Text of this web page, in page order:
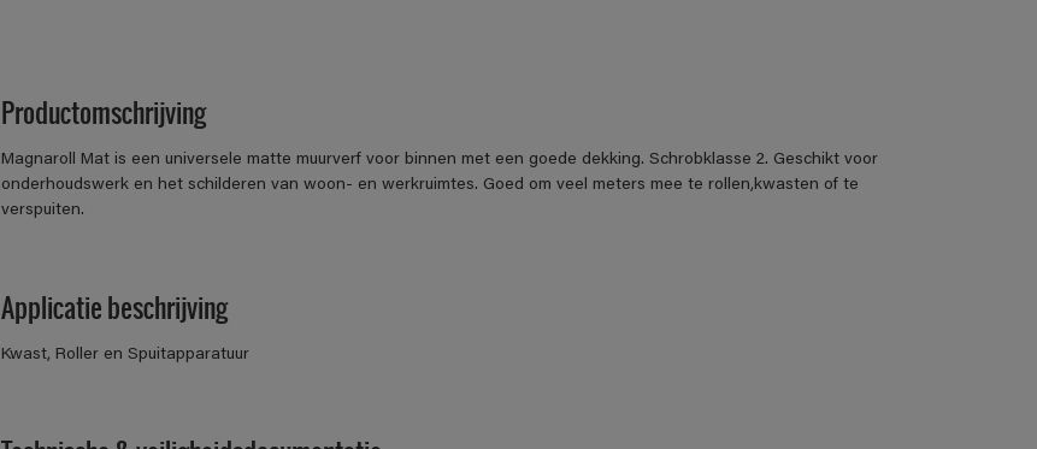
Productomschrijving
Magnaroll Mat is een universele matte muurverf voor binnen met een goede dekking. Schrobklasse 2. Geschikt voor
onderhoudswerk en het schilderen van woon- en werkruimtes. Goed om veel meters mee te rollen,kwasten of te
verspuiten.
Applicatie beschrijving
Kwast, Roller en Spuitapparatuur